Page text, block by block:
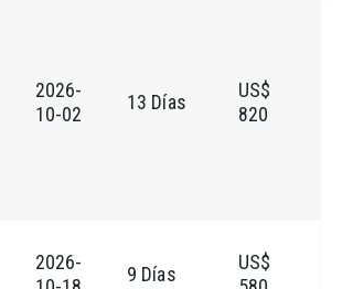
2026-
10-02
13 Días
US$
820
2026-
9 Días
US$